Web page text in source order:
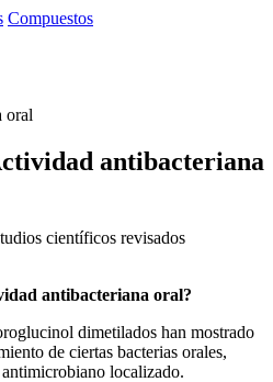
Compuestos
oral
antibacteriana
científicos revisados
antibacteriana oral?
dimetilados han mostrado
de ciertas bacterias orales,
localizado.